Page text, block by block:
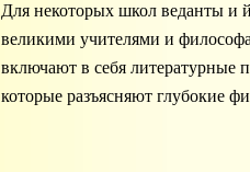
Для некоторых школ веданты и
великими учителями и
включают в себя литературные
которые разъясняют глубокие